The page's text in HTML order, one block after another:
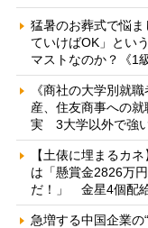
猛暑のお葬式で悩
ていけばOK」とい
マストなのか？《1
《商社の大学別就
産、住友商事への
実 3大学以外で強
【土俵に埋まるカ
は「懸賞金2826万
だ！」 金星4個配
急増する中国企業の